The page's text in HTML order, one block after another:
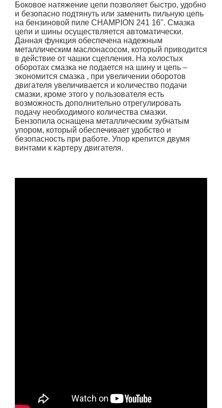
Боковое натяжение цепи позволяет быстро, удобно
и безопасно подтянуть или заменить пильную цепь
на бензиновой пиле CHAMPION 241 16". Смазка
цепи и шины осуществляется автоматически.
Данная функция обеспечена надежным
металлическим маслонасосом, который приводится
в действие от чашки сцепления. На холостых
оборотах смазка не подается на шину и цепь –
экономится смазка , при увеличении оборотов
двигателя увеличивается и количество подачи
смазки, кроме этого у пользователя есть
возможность дополнительно отрегулировать
подачу необходимого количества смазки.
Бензопила оснащена металлическим зубчатым
упором, который обеспечивает удобство и
безопасность при работе. Упор крепится двумя
винтами к картеру двигателя.